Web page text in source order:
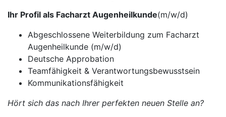
Ihr Profil als Facharzt Augenheilkunde(m/w/d)
Abgeschlossene Weiterbildung zum Facharzt
Augenheilkunde (m/w/d)
Deutsche Approbation
Teamfähigkeit & Verantwortungsbewusstsein
Kommunikationsfähigkeit
Hört sich das nach Ihrer perfekten neuen Stelle an?